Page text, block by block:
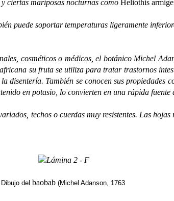
y ciertas mariposas nocturnas como Heliothis
puede soportar temperaturas ligeramente
cosméticos o médicos, el botánico Michel
su fruta se utiliza para tratar trastornos
disentería. También se conocen sus propiedades
en potasio, lo convierten en una rápida fuente
techos o cuerdas muy resistentes. Las
Dibujo del baobab (Michel Adanson, 1763